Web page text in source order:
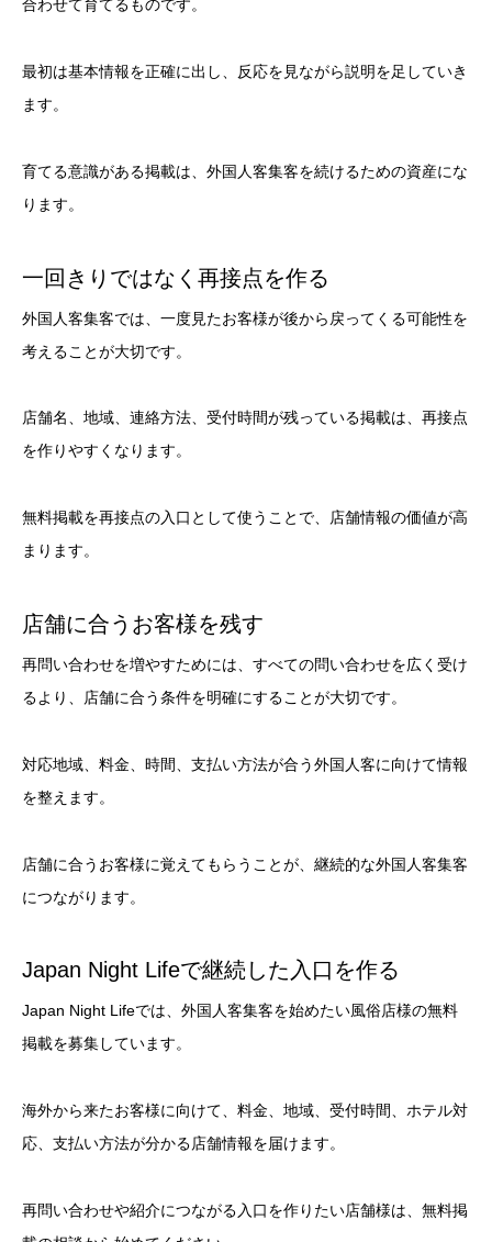
合わせて育てるものです。
最初は基本情報を正確に出し、反応を見ながら説明を足していき
ます。
育てる意識がある掲載は、外国人客集客を続けるための資産にな
ります。
一回きりではなく再接点を作る
外国人客集客では、一度見たお客様が後から戻ってくる可能性を
考えることが大切です。
店舗名、地域、連絡方法、受付時間が残っている掲載は、再接点
を作りやすくなります。
無料掲載を再接点の入口として使うことで、店舗情報の価値が高
まります。
店舗に合うお客様を残す
再問い合わせを増やすためには、すべての問い合わせを広く受け
るより、店舗に合う条件を明確にすることが大切です。
対応地域、料金、時間、支払い方法が合う外国人客に向けて情報
を整えます。
店舗に合うお客様に覚えてもらうことが、継続的な外国人客集客
につながります。
Japan Night Lifeで継続した入口を作る
Japan Night Lifeでは、外国人客集客を始めたい風俗店様の無料
掲載を募集しています。
海外から来たお客様に向けて、料金、地域、受付時間、ホテル対
応、支払い方法が分かる店舗情報を届けます。
再問い合わせや紹介につながる入口を作りたい店舗様は、無料掲